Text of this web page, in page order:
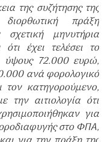
της συζήτησης της
πράξη
μηνυτήρια
έχει τελέσει το
72.000 ευρώ,
ανά φορολογικό
τον κατηγορούμενο,
την αιτιολογία ότι
για
στο ΦΠΑ,